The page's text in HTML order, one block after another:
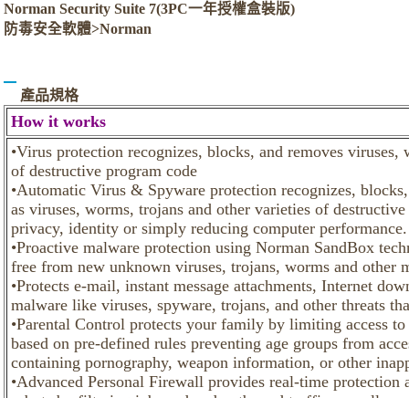
Norman Security Suite 7(3PC一年授權盒裝版)
防毒安全軟體>Norman
產品規格
How it works
•Virus protection recognizes, blocks, and removes
of destructive program code
•Automatic Virus & Spyware protection recognizes,
as viruses, worms, trojans and other varieties of
privacy, identity or simply reducing computer performance.
•Proactive malware protection using Norman SandBox
free from new unknown viruses, trojans, worms and other
•Protects e-mail, instant message attachments, Internet
malware like viruses, spyware, trojans, and other threats
•Parental Control protects your family by limiting access
based on pre-defined rules preventing age groups from
containing pornography, weapon information, or other
•Advanced Personal Firewall provides real-time protection